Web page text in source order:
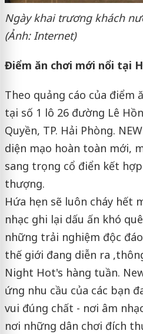
Ngày khai trương khách
(Ảnh: Internet)
Điểm ăn chơi mới nổi tại
Theo quảng cáo của điểm
tại số 1 lô 26 đường Lê
Quyền, TP. Hải Phòng.
diện mạo hoàn toàn mới,
sang trọng cổ điển kết
thượng.
Hứa hẹn sẽ luôn cháy hết
nhạc ghi lại dấu ấn khó
những trải nghiệm độc
thế giới đang diễn ra
Night Hot's hàng tuần.
ứng nhu cầu của các bạn
vui đúng chất - nơi âm
nơi những dân chơi đích